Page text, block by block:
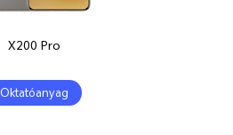
X200 Pro
Oktatóanyag